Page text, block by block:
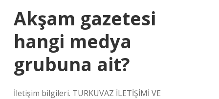
Akşam gazetesi
hangi medya
grubuna ait?
İletişim bilgileri. TURKUVAZ İLETİŞİMİ VE